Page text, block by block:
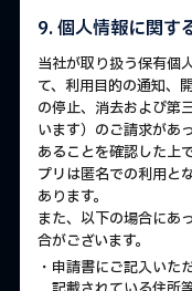
9. 個人情報に関す
当社が取り扱う保有個
て、利用目的の通知、
の停止、消去および第
います）のご請求があ
あることを確認した上
プリは匿名での利用と
あります。
また、以下の場合にあ
合がございます。
・申請書にご記入いた